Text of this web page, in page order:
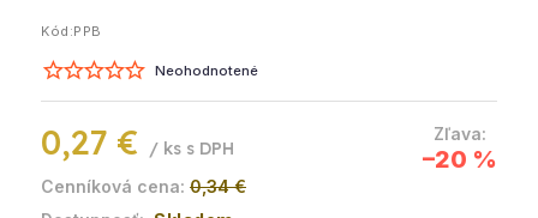
Kód:PPB
Neohodnotené
0,34 €
–20 %
0,27 € / ks